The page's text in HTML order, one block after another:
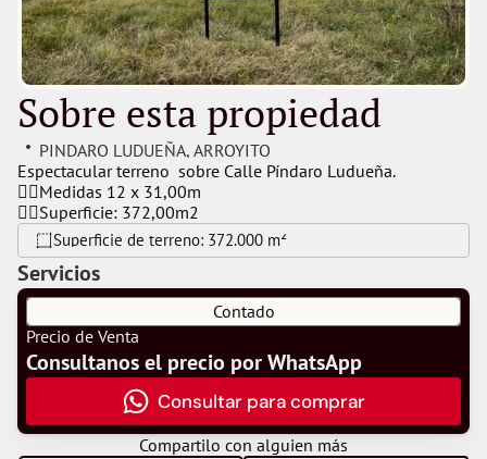
Sobre esta propiedad
PINDARO LUDUEÑA, ARROYITO
Espectacular terreno  sobre Calle Píndaro Ludueña.
👉🏼Medidas 12 x 31,00m
👉🏼Superficie: 372,00m2
Superficie de terreno: 372.000 m²
Servicios
Contado
Precio de Venta
Consultanos el precio por WhatsApp
Consultar para comprar
Compartilo con alguien más